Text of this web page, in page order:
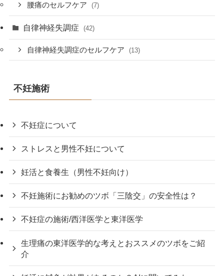
腰痛のセルフケア (7)
自律神経失調症 (42)
自律神経失調症のセルフケア (13)
不妊施術
不妊症について
ストレスと男性不妊について
妊活と食養生（男性不妊向け）
不妊施術にお勧めのツボ「三陰交」の安全性は？
不妊症の施術/西洋医学と東洋医学
生理痛の東洋医学的な考えとおススメのツボをご紹
介